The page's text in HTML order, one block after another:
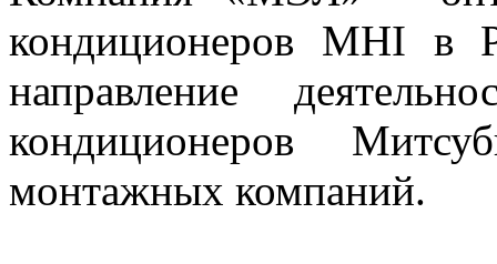
кондиционеров MHI в
направление
кондиционеров
монтажных компаний.